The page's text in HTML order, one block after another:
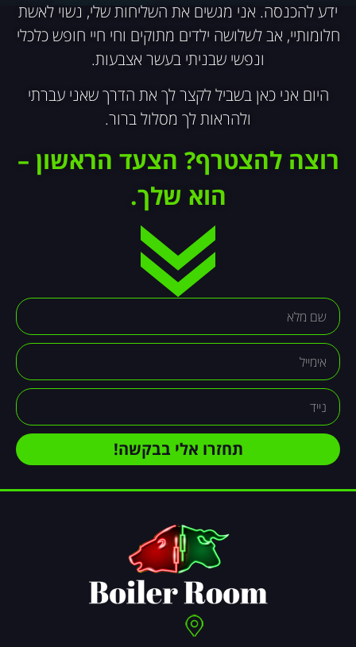
ידע להכנסה. אני מגשים את השליחות שלי, נשוי לאשת
חלומותיי, אב לשלושה ילדים מתוקים וחי חיי חופש כלכלי
ונפשי שבניתי בעשר אצבעות.
היום אני כאן בשביל לקצר לך את הדרך שאני עברתי
ולהראות לך מסלול ברור.
רוצה להצטרף? הצעד הראשון –
הוא שלך.
תחזרו אלי בבקשה!